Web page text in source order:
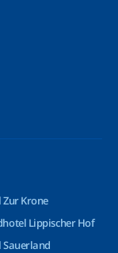
Zur Krone
Lippischer Hof
Sauerland